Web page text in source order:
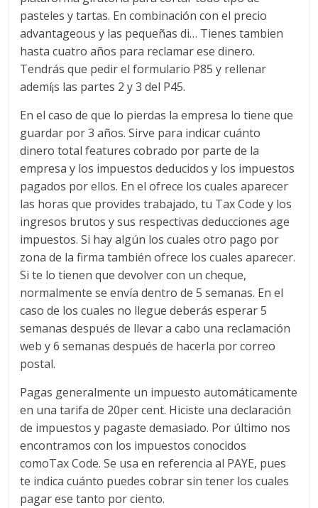
pasteles y tartas. En combinación con el precio
advantageous y las pequeñas di… Tienes tambien
hasta cuatro años para reclamar ese dinero.
Tendrás que pedir el formulario P85 y rellenar
ademí¡s las partes 2 y 3 del P45.
En el caso de que lo pierdas la empresa lo tiene que
guardar por 3 años. Sirve para indicar cuánto
dinero total features cobrado por parte de la
empresa y los impuestos deducidos y los impuestos
pagados por ellos. En el ofrece los cuales aparecer
las horas que provides trabajado, tu Tax Code y los
ingresos brutos y sus respectivas deducciones age
impuestos. Si hay algún los cuales otro pago por
zona de la firma también ofrece los cuales aparecer.
Si te lo tienen que devolver con un cheque,
normalmente se envía dentro de 5 semanas. En el
caso de los cuales no llegue deberás esperar 5
semanas después de llevar a cabo una reclamación
web y 6 semanas después de hacerla por correo
postal.
Pagas generalmente un impuesto automáticamente
en una tarifa de 20per cent. Hiciste una declaración
de impuestos y pagaste demasiado. Por último nos
encontramos con los impuestos conocidos
comoTax Code. Se usa en referencia al PAYE, pues
te indica cuánto puedes cobrar sin tener los cuales
pagar ese tanto por ciento.